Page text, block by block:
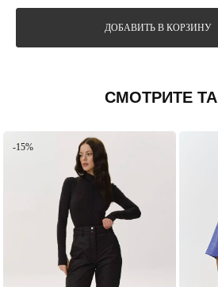
ДОБАВИТЬ В КОРЗИНУ
СМОТРИТЕ
-15%